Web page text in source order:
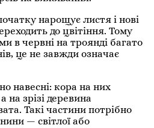
нарощує листя і нові
до цвітіння. Тому
в червні на троянді багато
це не завжди означає
навесні: кора на них
на зрізі деревина
Такі частини потрібно
— світлої або